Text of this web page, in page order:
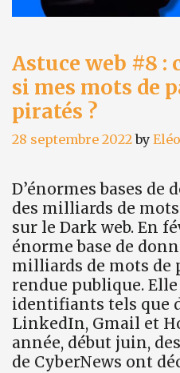
Astuce web #8 :
si mes mots de
piratés ?
28 septembre 2022 by
D’énormes bases de
des milliards de
sur le Dark web. En
énorme base de
milliards de mots de
rendue publique.
identifiants tels que
LinkedIn, Gmail et
année, début juin,
de CyberNews ont